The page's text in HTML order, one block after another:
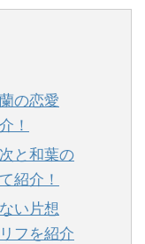
の恋愛
！
と和葉の
紹介！
い片想
フを紹介